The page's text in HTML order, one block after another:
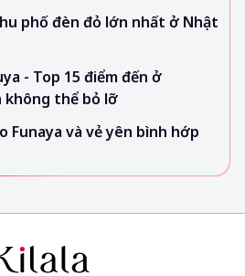
phố đèn đỏ lớn nhất ở Nhật
- Top 15 điểm đến ở
không thể bỏ lỡ
Funaya và vẻ yên bình hớp